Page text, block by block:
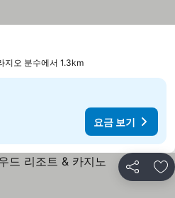
지오 분수에서 1.3km
요금 보기
공유 즐